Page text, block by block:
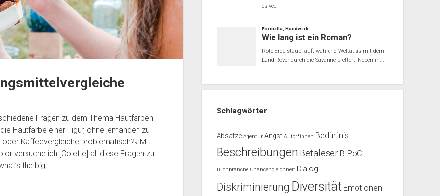
Fragen zu dem Thema Hautfarben
Hautfarbe einer Figur, ohne jemanden zu
Kaffeevergleiche problematisch?« Mit
versuche ich [Colette] all diese Fragen zu
the big…
Schlagwörter
Absätze Agentur Angst Autor*innen Bedürfnis
Beschreibungen Betaleser BIPoC
Buchbranche Chancengleichheit Dialog
Diskriminierung Diversität Emotionen